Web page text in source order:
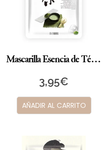
Mascarilla Esencia de Té Verde
3,95€
AÑADIR AL CARRITO